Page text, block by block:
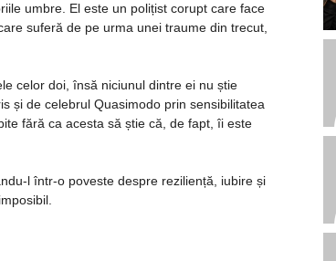
umbre. El este un polițist corupt care face
suferă de pe urma unei traume din trecut,
celor doi, însă niciunul dintre ei nu știe
și de celebrul Quasimodo prin sensibilitatea
fără ca acesta să știe că, de fapt, îi este
l într-o poveste despre reziliență, iubire și